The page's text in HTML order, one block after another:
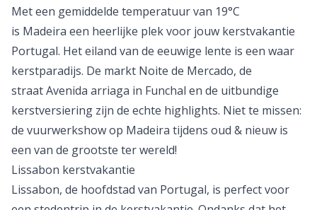
Als je kiest voor een kerstvakantie Portugal wil je
natuurlijk wel op een aangename plek vertoeven.
Gelukkig heb je tijdens een vakantie Portugal
verschillende plekjes waar je kunt verblijven. Kies je
voor een van de populaire steden of zoek je het
eilandgevoel op?
Kerstvakantie Portugal @ Madeira
Met een gemiddelde temperatuur van 19°C
isMadeiraeen heerlijke plek voor jouw kerstvakantie
Portugal. Het eiland van de eeuwige lente is een waar